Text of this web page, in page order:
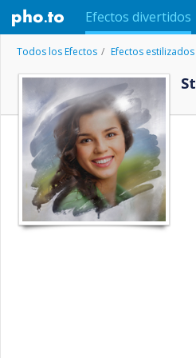
Efectos divertidos
Todos los Efectos Efectos estilizados